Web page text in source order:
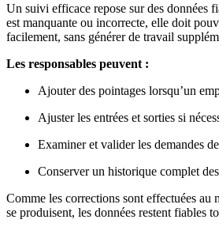
Un suivi efficace repose sur des données
est manquante ou incorrecte, elle doit
facilement, sans générer de travail
Les responsables peuvent :
Ajouter des pointages lorsqu’un
Ajuster les entrées et sorties si
Examiner et valider les demandes
Conserver un historique complet
Comme les corrections sont effectuées au
se produisent, les données restent fiables